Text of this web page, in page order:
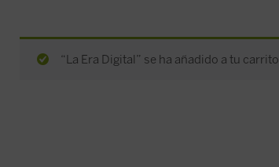
“La Era Digital” se ha añadido a tu carrito.